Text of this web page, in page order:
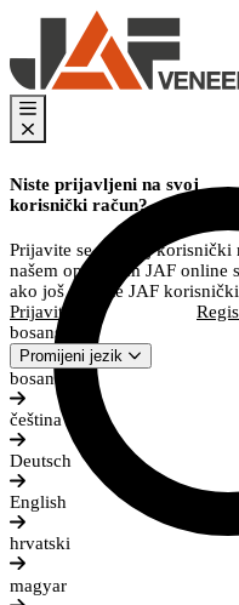
Niste prijavljeni na svoj
korisnički račun?
Prijavite se na svoj
našem opsežnom JAF online
ako još nemate JAF
Prijavite se
bosanski
Promijeni jezik
bosanski
čeština
Deutsch
English
hrvatski
magyar